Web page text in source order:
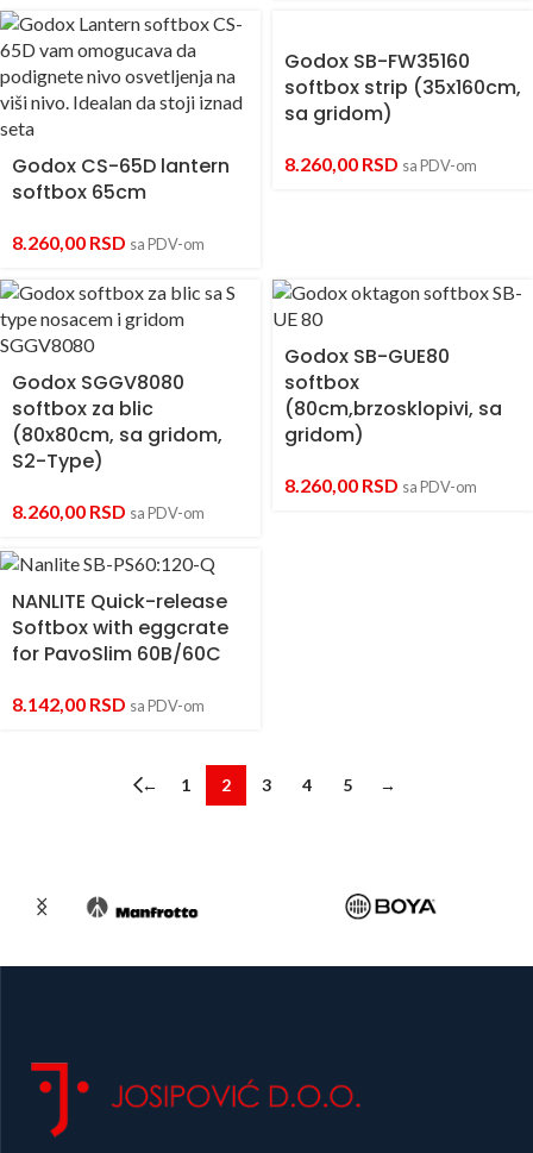
Godox CS-65D lantern
softbox 65cm
8.260,00 RSD sa PDV-om
Godox SB-FW35160
softbox strip (35x160cm,
sa gridom)
8.260,00 RSD sa PDV-om
Godox SGGV8080
softbox za blic
(80x80cm, sa gridom,
S2-Type)
8.260,00 RSD sa PDV-om
Godox SB-GUE80
softbox
(80cm,brzosklopivi, sa
gridom)
8.260,00 RSD sa PDV-om
NANLITE Quick-release
Softbox with eggcrate
for PavoSlim 60B/60C
8.142,00 RSD sa PDV-om
← 1 2 3 4 5 →